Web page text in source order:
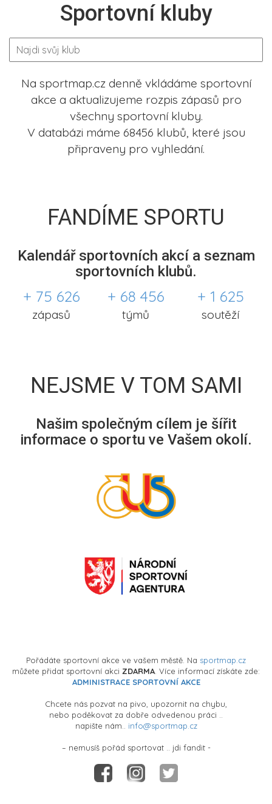
Sportovní kluby
Na sportmap.cz denně vkládáme sportovní
akce a aktualizujeme rozpis zápasů pro
všechny sportovní kluby.
V databázi máme 68456 klubů, které jsou
připraveny pro vyhledání.
FANDÍME SPORTU
Kalendář sportovních akcí a seznam
sportovních klubů.
+ 75 626
zápasů
+ 68 456
týmů
+ 1 625
soutěží
NEJSME V TOM SAMI
Našim společným cílem je šířit
informace o sportu ve Vašem okolí.
Pořádáte sportovní akce ve vašem městě. Na sportmap.cz
můžete přidat sportovní akci ZDARMA . Více informací získáte zde:
ADMINISTRACE SPORTOVNÍ AKCE
Chcete nás pozvat na pivo, upozornit na chybu,
nebo poděkovat za dobře odvedenou práci ..
napište nám.. info@sportmap.cz
– nemusíš pořád sportovat .. jdi fandit -